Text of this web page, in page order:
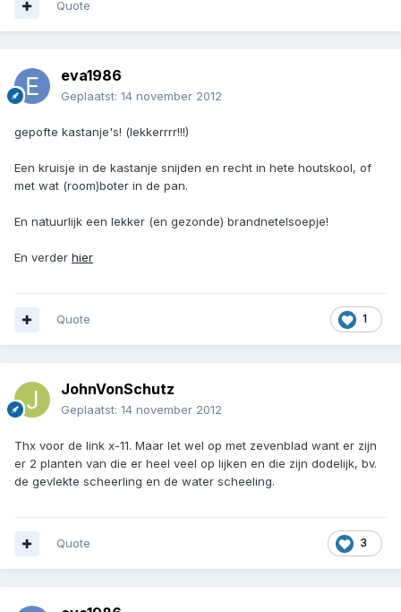
Quote
eva1986
Geplaatst: 14 november 2012
gepofte kastanje's! (lekkerrrr!!!)
Een kruisje in de kastanje snijden en recht in hete houtskool, of
met wat (room)boter in de pan.
En natuurlijk een lekker (en gezonde) brandnetelsoepje!
En verder hier
1
Quote
JohnVonSchutz
Geplaatst: 14 november 2012
Thx voor de link x-11. Maar let wel op met zevenblad want er zijn
er 2 planten van die er heel veel op lijken en die zijn dodelijk, bv.
de gevlekte scheerling en de water scheeling.
3
Quote